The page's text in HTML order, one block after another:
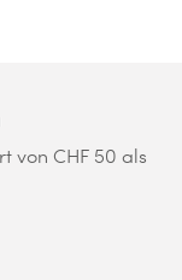
von CHF 50 als